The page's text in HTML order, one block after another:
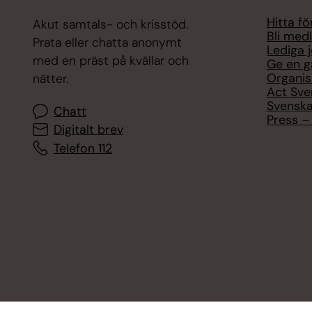
Akut samtals- och krisstöd.
Prata eller chatta anonymt
med en präst på kvällar och
nätter.
Chatt
Digitalt brev
Telefon 112
Hitta
Bli
Lediga
Ge en
Act
Press